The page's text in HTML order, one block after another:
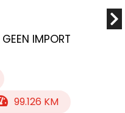
IMPORT
99.126 KM